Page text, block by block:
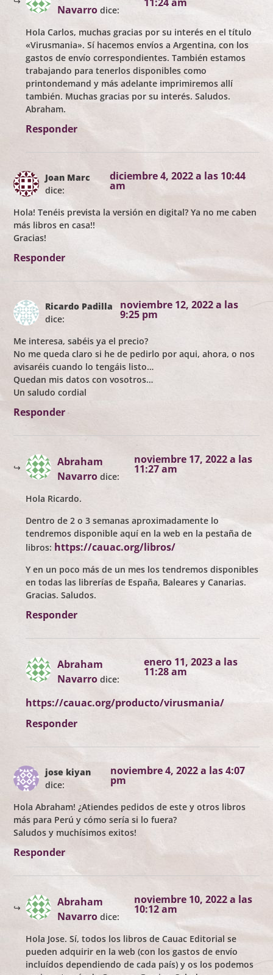
Navarro dice:
Hola Carlos, muchas gracias por su interés en el título
«Virusmania». Sí hacemos envíos a Argentina, con los
gastos de envío correspondientes. También estamos
trabajando para tenerlos disponibles como
printondemand y más adelante imprimiremos allí
también. Muchas gracias por su interés. Saludos.
Abraham.
Responder
Joan Marc
dice:
diciembre 4, 2022 a las 10:44
am
Hola! Tenéis prevista la versión en digital? Ya no me caben
más libros en casa!!
Gracias!
Responder
Ricardo Padilla
dice:
noviembre 12, 2022 a las
9:25 pm
Me interesa, sabéis ya el precio?
No me queda claro si he de pedirlo por aqui, ahora, o nos
avisaréis cuando lo tengáis listo…
Quedan mis datos con vosotros…
Un saludo cordial
Responder
Abraham
Navarro dice:
noviembre 17, 2022 a las
11:27 am
Hola Ricardo.
Dentro de 2 o 3 semanas aproximadamente lo
tendremos disponible aquí en la web en la pestaña de
libros: https://cauac.org/libros/
Y en un poco más de un mes los tendremos disponibles
en todas las librerías de España, Baleares y Canarias.
Gracias. Saludos.
Responder
Abraham
Navarro dice:
enero 11, 2023 a las
11:28 am
https://cauac.org/producto/virusmania/
Responder
jose kiyan
dice:
noviembre 4, 2022 a las 4:07
pm
Hola Abraham! ¿Atiendes pedidos de este y otros libros
más para Perú y cómo sería si lo fuera?
Saludos y muchísimos exitos!
Responder
Abraham
Navarro dice:
noviembre 10, 2022 a las
10:12 am
Hola Jose. Sí, todos los libros de Cauac Editorial se
pueden adquirir en la web (con los gastos de envío
incluídos dependiendo de cada país) y os los podemos